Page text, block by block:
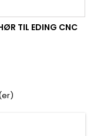
TIL EDING CNC